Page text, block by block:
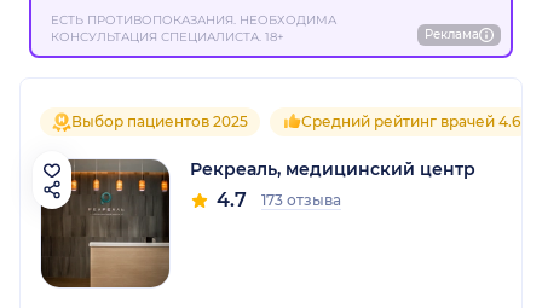
ЕСТЬ ПРОТИВОПОКАЗАНИЯ. НЕОБХОДИМА
КОНСУЛЬТАЦИЯ СПЕЦИАЛИСТА. 18+
Реклама
Выбор пациентов 2025 Средний рейтинг врачей 4.6
Рекреаль, медицинский центр
4.7 173 отзыва